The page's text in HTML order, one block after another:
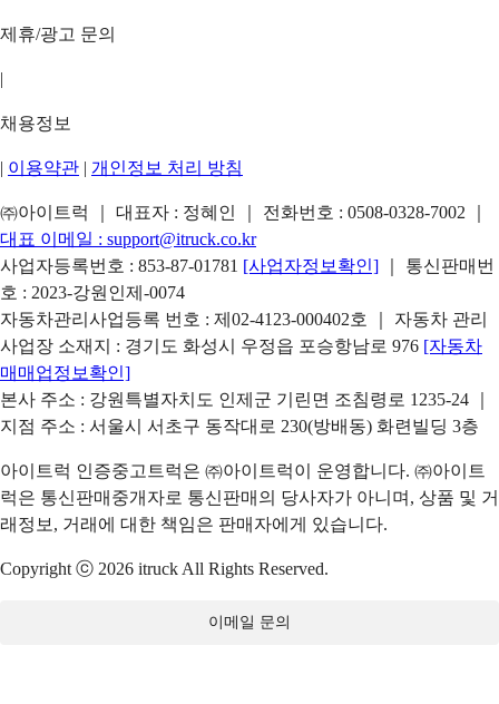
제휴/광고 문의
|
채용정보
| 이용약관 | 개인정보 처리 방침
㈜아이트럭 ｜ 대표자 : 정혜인 ｜ 전화번호 : 0508-0328-7002
대표 이메일 : support@itruck.co.kr
사업자등록번호 : 853-87-01781 [사업자정보확인]
｜ 통신판매번
호 : 2023-강원인제-0074
자동차관리사업등록 번호 : 제02-4123-000402호 ｜ 자동차 관리
사업장 소재지 : 경기도 화성시 우정읍 포승항남로 976 [자동차
매매업정보확인]
본사 주소 : 강원특별자치도 인제군 기린면 조침령로 1235-24 ｜
지점 주소 : 서울시 서초구 동작대로 230(방배동) 화련빌딩 3층
아이트럭 인증중고트럭은 ㈜아이트럭이 운영합니다. ㈜아이트
럭은 통신판매중개자로 통신판매의 당사자가 아니며, 상품 및 거
래정보, 거래에 대한 책임은 판매자에게 있습니다.
Copyright ⓒ 2026 itruck All Rights Reserved.
이메일 문의